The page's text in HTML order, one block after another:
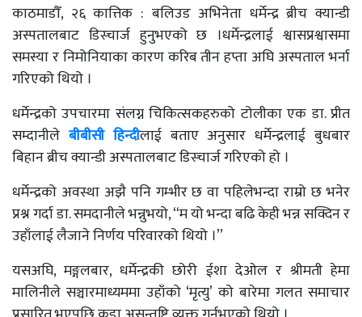
काठमाडौँ, २६ कात्तिक : बलिउड अभिनेता धर्मेन्द्र ब्रीच क्यान्डी
अस्पतालबाट डिस्चार्ज हुनुभएको छ ।धर्मेन्द्रलाई श्वासप्रश्वासमा
समस्या र निमोनियाका कारण करिब तीन हप्ता अघि अस्पताल भर्ना
गरिएको थियो ।
धर्मेन्द्रको उपचारमा संलग्न चिकित्सकहरुको टोलीका एक डा. प्रीत
सम्दानीले बीबीसी हिन्दीलाई बताए अनुसार धर्मेन्द्रलाई बुधबार
बिहान ब्रीच क्यान्डी अस्पतालबाट डिस्चार्ज गरिएको हो ।
धर्मेन्द्रको अवस्था अझै पनि गम्भीर छ वा पहिलेभन्दा राम्रो छ भनेर
प्रश्न गर्दा डा. समदानीले भन्नुभयो, “म यो भन्दा बढि केही भन्न सक्दिन र
उहाँलाई लैजाने निर्णय परिवारको थियो ।’’
यसअघि, मङ्गलबार, धर्मेन्द्रकी छोरी ईशा देओल र श्रीमती हेमा
मालिनीले सञ्चारमाध्यममा उहाँको ‘मृत्यु’ को बारेमा गलत समाचार